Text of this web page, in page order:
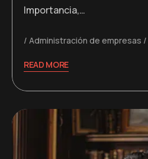
Importancia,…
Administración de empresas
READ MORE